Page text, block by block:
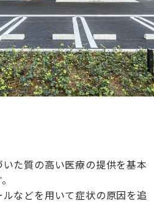
た質の高い医療の提供を基本
などを用いて症状の原因を追